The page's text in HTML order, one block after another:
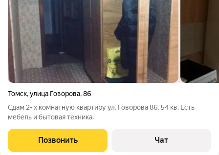
Томск,улица Говорова,86
Сдам 2- х комнатную квартиру ул. Говорова 86, 54 кв. Есть
мебель и бытовая техника.
Позвонить Чат